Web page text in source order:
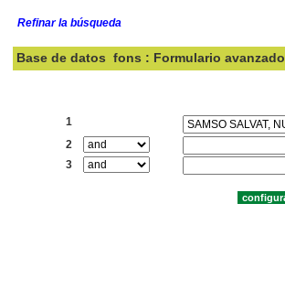
Refinar la búsqueda
Base de datos fons : Formulario avanzado
1
2
3